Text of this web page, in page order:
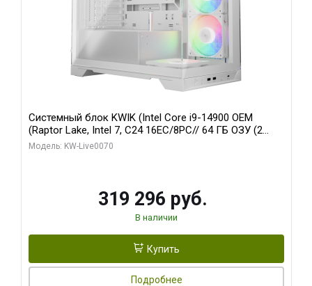
Системный блок KWIK (Intel Core i9-14900 OEM
(Raptor Lake, Intel 7, C24 16EC/8PC// 64 ГБ ОЗУ (2
модуля)/ Gigabyte RTX5080 XTREME WATERFORCE
Модель: KW-Live0070
319 296 руб.
В наличии
Купить
Подробнее